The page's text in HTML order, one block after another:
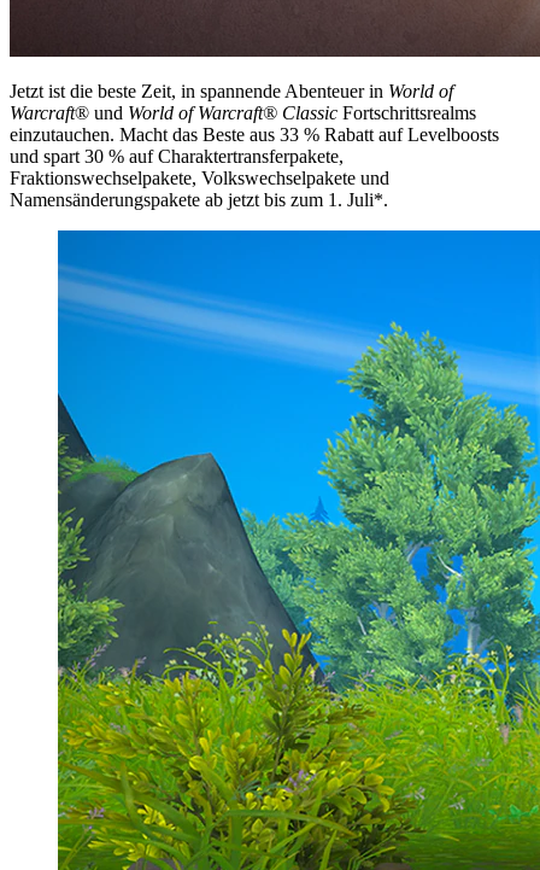
Jetzt ist die beste Zeit, in spannende Abenteuer in World of
Warcraft® und World of Warcraft® Classic Fortschrittsrealms
einzutauchen. Macht das Beste aus 33 % Rabatt auf Levelboosts
und spart 30 % auf Charaktertransferpakete,
Fraktionswechselpakete, Volkswechselpakete und
Namensänderungspakete ab jetzt bis zum 1. Juli*.